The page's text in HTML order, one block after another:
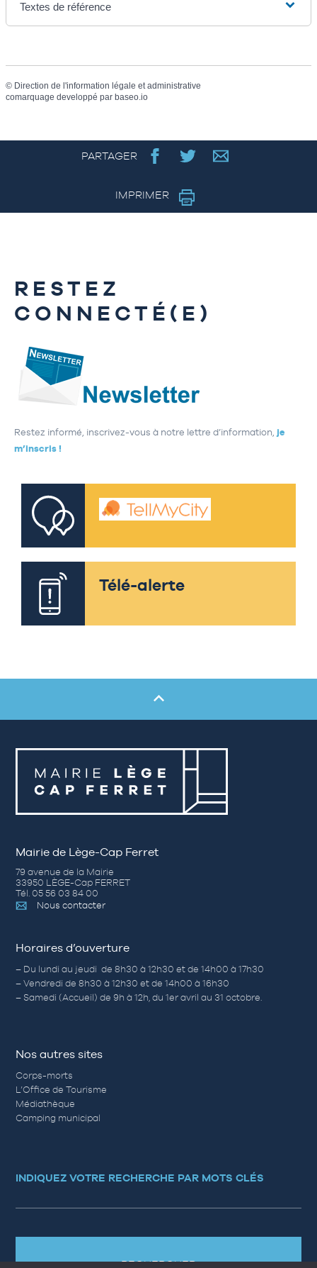
Textes de référence
© Direction de l'information légale et administrative
comarquage developpé par baseo.io
PARTAGER
IMPRIMER
RESTEZ
CONNECTÉ(E)
Restez informé, inscrivez-vous à notre lettre d’information, je
m’inscris !
Télé-alerte
Mairie de Lège-Cap Ferret
79 avenue de la Mairie
33950 LÈGE-Cap FERRET
Tél. 05 56 03 84 00
Nous contacter
Horaires d’ouverture
– Du lundi au jeudi de 8h30 à 12h30 et de 14h00 à 17h30
– Vendredi de 8h30 à 12h30 et de 14h00 à 16h30
– Samedi (Accueil) de 9h à 12h, du 1er avril au 31 octobre.
Nos autres sites
Corps-morts
L’Office de Tourisme
Médiathèque
Camping municipal
INDIQUEZ VOTRE RECHERCHE PAR MOTS CLÉS
RECHERCHER